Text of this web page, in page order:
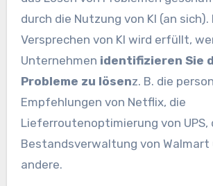
durch die Nutzung von KI (an sich).
Versprechen von KI wird erfüllt,
Unternehmen identifizieren Sie
Probleme zu lösenz. B. die
Empfehlungen von Netflix, die
Lieferroutenoptimierung von UPS,
Bestandsverwaltung von Walmart
andere.